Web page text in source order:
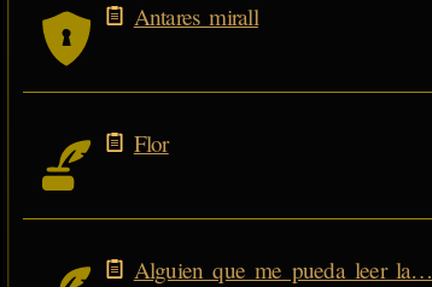
Antares mirall
Flor
Alguien que me pueda leer la…